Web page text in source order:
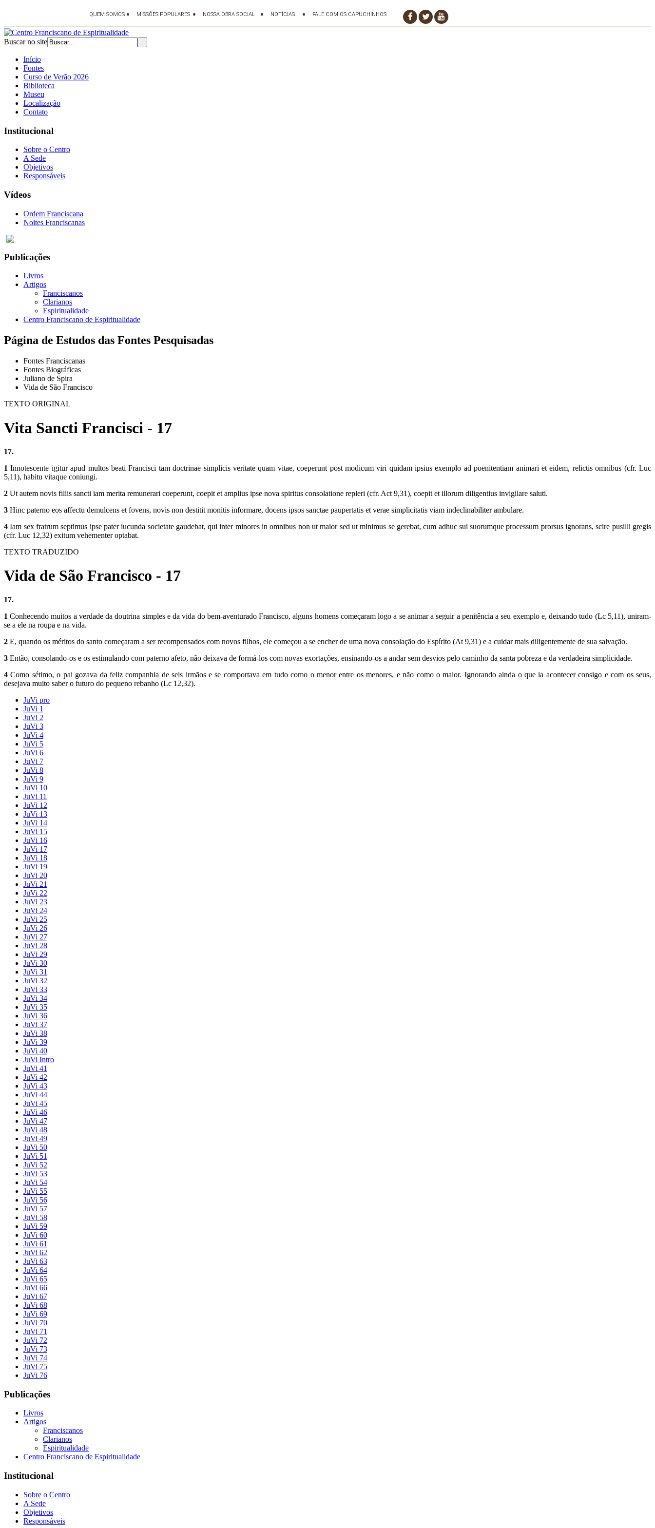
Buscar no site
Início
Fontes
Curso de Verão 2026
Biblioteca
Museu
Localização
Contato
Institucional
Sobre o Centro
A Sede
Objetivos
Responsáveis
Vídeos
Ordem Franciscana
Noites Franciscanas
Publicações
Livros
Artigos
Franciscanos
Clarianos
Espiritualidade
Centro Franciscano de Espiritualidade
Página de Estudos das Fontes Pesquisadas
Fontes Franciscanas
Fontes Biográficas
Juliano de Spira
Vida de São Francisco
TEXTO ORIGINAL
Vita Sancti Francisci - 17
17.
1 Innotescente igitur apud multos beati Francisci tam doctrinae simplicis veritate quam vitae, coeperunt post modicum viri quidam ipsius exemplo ad poenitentiam animari et eidem, relictis omnibus (cfr. Luc
5,11), habitu vitaque coniungi.
2 Ut autem novis filiis sancti iam merita remunerari coeperunt, coepit et amplius ipse nova spiritus consolatione repleri (cfr. Act 9,31), coepit et illorum diligentius invigilare saluti.
3 Hinc paterno eos affectu demulcens et fovens, novis non destitit monitis informare, docens ipsos sanctae paupertatis et verae simplicitatis viam indeclinabiliter ambulare.
4 Iam sex fratrum septimus ipse pater iucunda societate gaudebat, qui inter minores in omnibus non ut maior sed ut minimus se gerebat, cum adhuc sui suorumque processum prorsus ignorans, scire pusilli gregis
(cfr. Luc 12,32) exitum vehementer optabat.
TEXTO TRADUZIDO
Vida de São Francisco - 17
17.
1 Conhecendo muitos a verdade da doutrina simples e da vida do bem-aventurado Francisco, alguns homens começaram logo a se animar a seguir a penitência a seu exemplo e, deixando tudo (Lc 5,11), uniram-
se a ele na roupa e na vida.
2 E, quando os méritos do santo começaram a ser recompensados com novos filhos, ele começou a se encher de uma nova consolação do Espírito (At 9,31) e a cuidar mais diligentemente de sua salvação.
3 Então, consolando-os e os estimulando com paterno afeto, não deixava de formá-los com novas exortações, ensinando-os a andar sem desvios pelo caminho da santa pobreza e da verdadeira simplicidade.
4 Como sétimo, o pai gozava da feliz companhia de seis irmãos e se comportava em tudo como o menor entre os menores, e não como o maior. Ignorando ainda o que ia acontecer consigo e com os seus,
desejava muito saber o futuro do pequeno rebanho (Lc 12,32).
JuVi pro
JuVi 1
JuVi 2
JuVi 3
JuVi 4
JuVi 5
JuVi 6
JuVi 7
JuVi 8
JuVi 9
JuVi 10
JuVi 11
JuVi 12
JuVi 13
JuVi 14
JuVi 15
JuVi 16
JuVi 17
JuVi 18
JuVi 19
JuVi 20
JuVi 21
JuVi 22
JuVi 23
JuVi 24
JuVi 25
JuVi 26
JuVi 27
JuVi 28
JuVi 29
JuVi 30
JuVi 31
JuVi 32
JuVi 33
JuVi 34
JuVi 35
JuVi 36
JuVi 37
JuVi 38
JuVi 39
JuVi 40
JuVi Intro
JuVi 41
JuVi 42
JuVi 43
JuVi 44
JuVi 45
JuVi 46
JuVi 47
JuVi 48
JuVi 49
JuVi 50
JuVi 51
JuVi 52
JuVi 53
JuVi 54
JuVi 55
JuVi 56
JuVi 57
JuVi 58
JuVi 59
JuVi 60
JuVi 61
JuVi 62
JuVi 63
JuVi 64
JuVi 65
JuVi 66
JuVi 67
JuVi 68
JuVi 69
JuVi 70
JuVi 71
JuVi 72
JuVi 73
JuVi 74
JuVi 75
JuVi 76
Publicações
Livros
Artigos
Franciscanos
Clarianos
Espiritualidade
Centro Franciscano de Espiritualidade
Institucional
Sobre o Centro
A Sede
Objetivos
Responsáveis